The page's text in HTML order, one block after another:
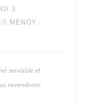
3
/5 ΜΕΝΟΎ :
serviable et
reviendrons